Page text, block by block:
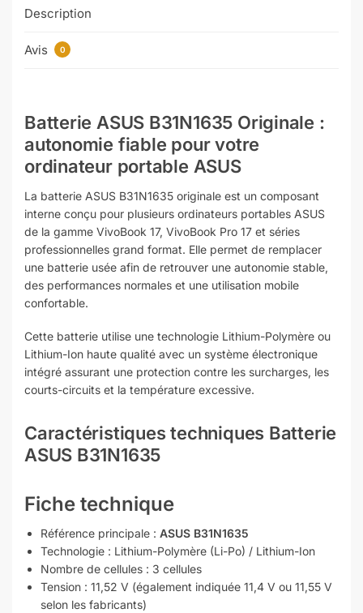
Description
Avis 0
Batterie ASUS B31N1635 Originale :
autonomie fiable pour votre
ordinateur portable ASUS
La batterie ASUS B31N1635 originale est un composant
interne conçu pour plusieurs ordinateurs portables ASUS
de la gamme VivoBook 17, VivoBook Pro 17 et séries
professionnelles grand format. Elle permet de remplacer
une batterie usée afin de retrouver une autonomie stable,
des performances normales et une utilisation mobile
confortable.
Cette batterie utilise une technologie Lithium-Polymère ou
Lithium-Ion haute qualité avec un système électronique
intégré assurant une protection contre les surcharges, les
courts-circuits et la température excessive.
Caractéristiques techniques Batterie
ASUS B31N1635
Fiche technique
Référence principale : ASUS B31N1635
Technologie : Lithium-Polymère (Li-Po) / Lithium-Ion
Nombre de cellules : 3 cellules
Tension : 11,52 V (également indiquée 11,4 V ou 11,55 V
selon les fabricants)